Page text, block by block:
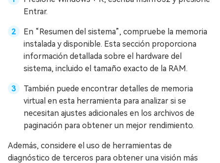
Entrar.
En “Resumen del sistema”, compruebe la memoria
instalada y disponible. Esta sección proporciona
información detallada sobre el hardware del
sistema, incluido el tamaño exacto de la RAM.
También puede encontrar detalles de memoria
virtual en esta herramienta para analizar si se
necesitan ajustes adicionales en los archivos de
paginación para obtener un mejor rendimiento.
Además, considere el uso de herramientas de
diagnóstico de terceros para obtener una visión más